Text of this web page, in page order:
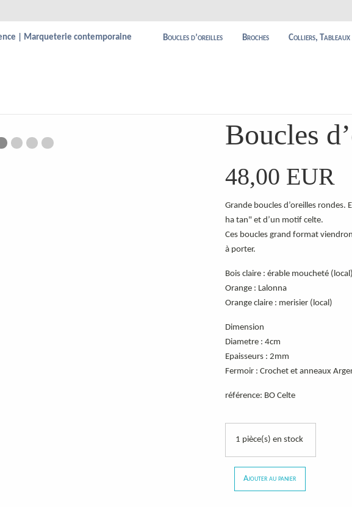
Boucles d’oreilles Broches Colliers, Tableaux
slide affiche Boucles
48,00 EUR
Grande boucles d’oreilles rondes.
ha tan" et d’un motif celte.
Ces boucles grand format
à porter.
Bois claire : érable moucheté (local)
Orange : Lalonna
Orange claire : merisier (local)
Dimension
Diametre : 4cm
Epaisseurs : 2mm
Fermoir : Crochet et anneaux
référence: BO Celte
1 pièce(s) en stock
Ajouter au panier